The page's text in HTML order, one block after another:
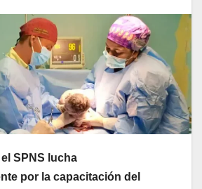
SPNS lucha
por la capacitación del